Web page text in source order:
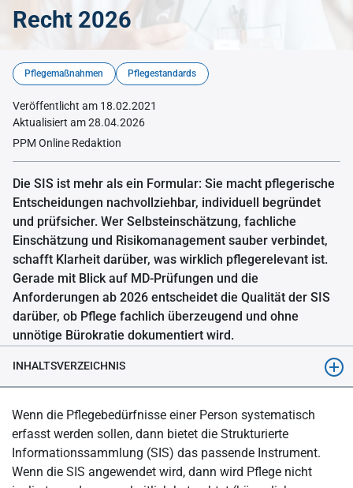
Recht 2026
© KI-generiert mit Midjourney
Pflegemaßnahmen
Pflegestandards
Veröffentlicht am 18.02.2021
Aktualisiert am 28.04.2026
PPM Online Redaktion
Die SIS ist mehr als ein Formular: Sie macht pflegerische
Entscheidungen nachvollziehbar, individuell begründet
und prüfsicher. Wer Selbsteinschätzung, fachliche
Einschätzung und Risikomanagement sauber verbindet,
schafft Klarheit darüber, was wirklich pflegerelevant ist.
Gerade mit Blick auf MD-Prüfungen und die
Anforderungen ab 2026 entscheidet die Qualität der SIS
darüber, ob Pflege fachlich überzeugend und ohne
unnötige Bürokratie dokumentiert wird.
INHALTSVERZEICHNIS
Was ist die SIS-Pflege?
Welche Leitprinzipien bestimmen das Strukturmodell in der
Pflege?
Wenn die Pflegebedürfnisse einer Person systematisch
erfasst werden sollen, dann bietet die Strukturierte
Informationssammlung (SIS) das passende Instrument.
Wenn die SIS angewendet wird, dann wird Pflege nicht